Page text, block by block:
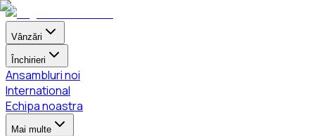
Vânzări
Închirieri
Ansambluri noi
International
Echipa noastra
Mai multe